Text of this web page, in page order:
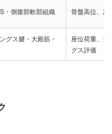
・側腹部軟部組織 骨盤高位、左
グス腱・大殿筋・
座位荷重、シ
グス評価